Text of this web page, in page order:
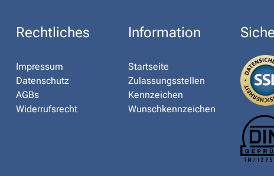
Rechtliches
Impressum
Datenschutz
AGBs
Widerrufsrecht
Information
Startseite
Zulassungsstellen
Kennzeichen
Wunschkennzeichen